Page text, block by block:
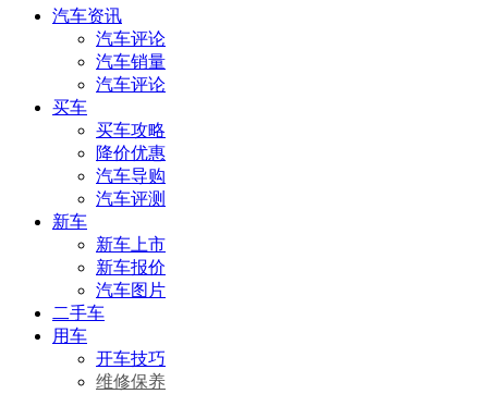
汽车资讯
汽车评论
汽车销量
汽车评论
买车
买车攻略
降价优惠
汽车导购
汽车评测
新车
新车上市
新车报价
汽车图片
二手车
用车
开车技巧
维修保养